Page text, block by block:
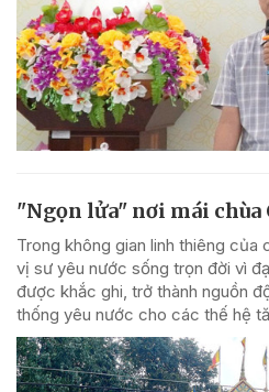
"Ngọn lửa" nơi mái chùa
Trong không gian linh thiêng của
vị sư yêu nước sống trọn đời vì
được khắc ghi, trở thành nguồn
thống yêu nước cho các thế hệ